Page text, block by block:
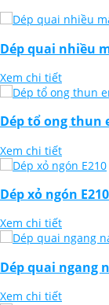
Dép quai nhiều
Xem chi tiết
Dép tổ ong thun
Xem chi tiết
Dép xỏ ngón E210
Xem chi tiết
Dép quai ngang
Xem chi tiết